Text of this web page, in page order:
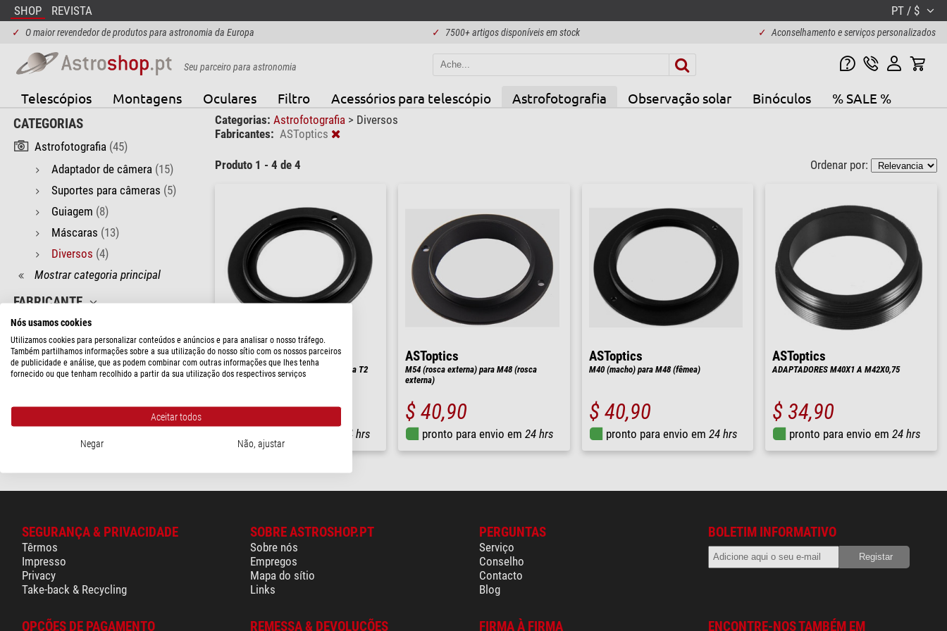
SHOP REVISTA PT / $
✓ O maior revendedor de produtos para astronomia da Europa ✓ 7500+ artigos disponíveis em stock ✓ Aconselhamento e serviços personalizados
Seu parceiro para astronomia
Telescópios Montagens Oculares Filtro Acessórios para telescópio Astrofotografia Observação solar Binóculos % SALE %
CATEGORIAS
Astrofotografia (45)
Adaptador de câmera (15)
Suportes para câmeras (5)
Guiagem (8)
Máscaras (13)
Diversos (4)
Mostrar categoria principal
FABRICANTE
ASToptics (4)
PREÇO
< 60 $(4)
em estoque(4)
Categorias: Astrofotografia > Diversos
Fabricantes: ASToptics
Produto 1 - 4 de 4 Ordenar por:
ASToptics
Rosca externa M54 para rosca interna T2
$ 40,90
24 hrs
ASToptics
M54 (rosca externa) para M48 (rosca
externa)
$ 40,90
pronto para envio em 24 hrs
ASToptics
M40 (macho) para M48 (fêmea)
$ 40,90
pronto para envio em 24 hrs
ASToptics
ADAPTADORES M40X1 A M42X0,75
$ 34,90
pronto para envio em 24 hrs
SEGURANÇA & PRIVACIDADE
Têrmos
Impresso
Privacy
Take-back & Recycling
SOBRE ASTROSHOP.PT
Sobre nós
Empregos
Mapa do sítio
Links
PERGUNTAS
Serviço
Conselho
Contacto
Blog
BOLETIM INFORMATIVO
OPÇÕES DE PAGAMENTO REMESSA & DEVOLUÇÕES FIRMA À FIRMA ENCONTRE-NOS TAMBÉM EM
Nós usamos cookies
Utilizamos cookies para personalizar conteúdos e anúncios e para analisar o nosso tráfego.
Também partilhamos informações sobre a sua utilização do nosso sítio com os nossos parceiros
de publicidade e análise, que as podem combinar com outras informações que lhes tenha
fornecido ou que tenham recolhido a partir da sua utilização dos respectivos serviços
Aceitar todos
Negar Não, ajustar